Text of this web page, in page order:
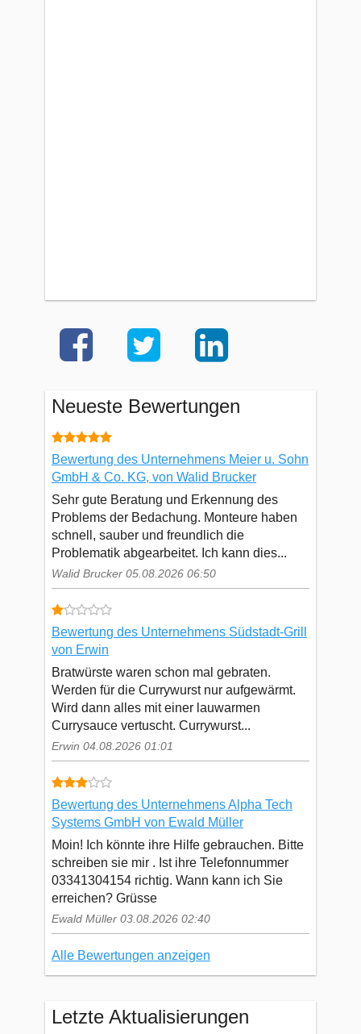
Neueste Bewertungen
Bewertung des Unternehmens Meier u. Sohn
GmbH & Co. KG, von Walid Brucker
Sehr gute Beratung und Erkennung des
Problems der Bedachung. Monteure haben
schnell, sauber und freundlich die
Problematik abgearbeitet. Ich kann dies...
Walid Brucker 05.08.2026 06:50
Bewertung des Unternehmens Südstadt-Grill
von Erwin
Bratwürste waren schon mal gebraten.
Werden für die Currywurst nur aufgewärmt.
Wird dann alles mit einer lauwarmen
Currysauce vertuscht. Currywurst...
Erwin 04.08.2026 01:01
Bewertung des Unternehmens Alpha Tech
Systems GmbH von Ewald Müller
Moin! Ich könnte ihre Hilfe gebrauchen. Bitte
schreiben sie mir . Ist ihre Telefonnummer
03341304154 richtig. Wann kann ich Sie
erreichen? Grüsse
Ewald Müller 03.08.2026 02:40
Alle Bewertungen anzeigen
Letzte Aktualisierungen